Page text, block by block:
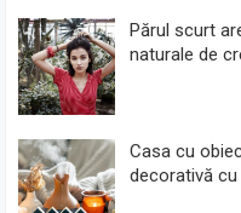
Părul scurt
naturale de
Casa cu
decorativă